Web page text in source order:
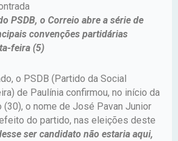
PSDB, o Correio abre a série de
convenções partidárias
feira (5)
o PSDB (Partido da Social
de Paulínia confirmou, no início da
o nome de José Pavan Junior
do partido, nas eleições deste
ser candidato não estaria aqui,